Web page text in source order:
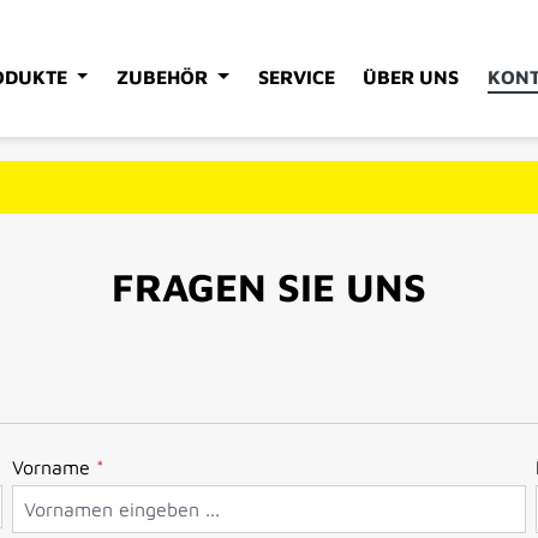
ZUBEHÖR SERVICE ÜBER UNS
FRAGEN SIE UNS
Vorname *